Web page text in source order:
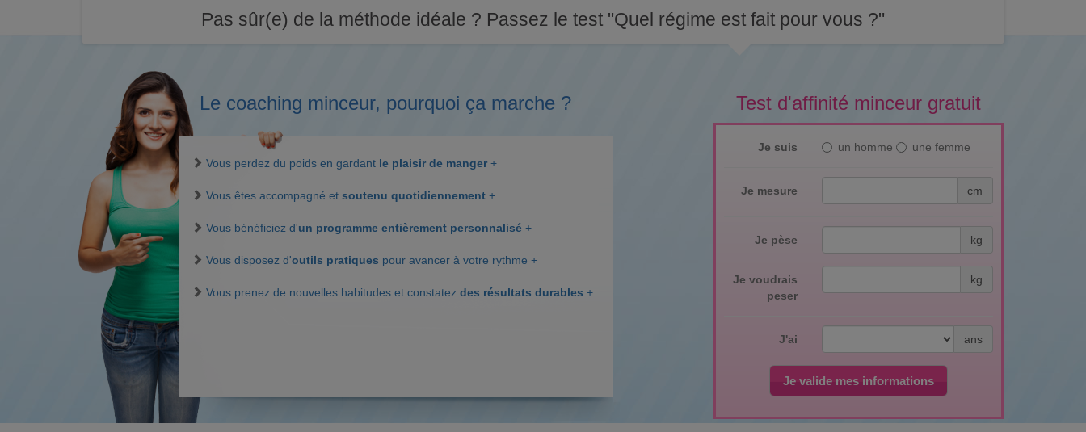
Pas sûr(e) de la méthode idéale ? Passez le test "Quel régime est fait pour vous ?"
Test d'affinité minceur gratuit
Je suis un homme une femme
Je mesure cm
Je pèse kg
Je voudrais
peser
kg
J'ai ans
Je valide mes informations
Le coaching minceur, pourquoi ça marche ?
Vous perdez du poids en gardant le plaisir de manger +
Vous êtes accompagné et soutenu quotidiennement +
Vous bénéficiez d'un programme entièrement personnalisé +
Vous disposez d'outils pratiques pour avancer à votre rythme +
Vous prenez de nouvelles habitudes et constatez des résultats durables +